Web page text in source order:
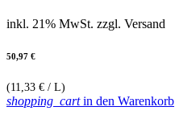
inkl. 21% MwSt. zzgl. Versand
50,97 €
(11,33 € / L)
shopping_cartin den Warenkorb